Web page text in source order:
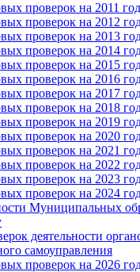
проверок на 2011 год
проверок на 2012
проверок на 2013
проверок на 2014
проверок на 2015
проверок на 2016
проверок на 2017
проверок на 2018
проверок на 2019
проверок на 2020
проверок на 2021
проверок на 2022
проверок на 2023
проверок на 2024
Муниципальных
деятельности
самоуправления
проверок на 2026